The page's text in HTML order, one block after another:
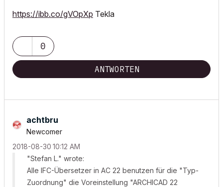
https://ibb.co/gVOpXp Tekla
0
ANTWORTEN
achtbru
Newcomer
‎2018-08-30 10:12 AM
"Stefan L." wrote:
Alle IFC-Übersetzer in AC 22 benutzen für die "Typ-
Zuordnung" die Voreinstellung "ARCHICAD 22